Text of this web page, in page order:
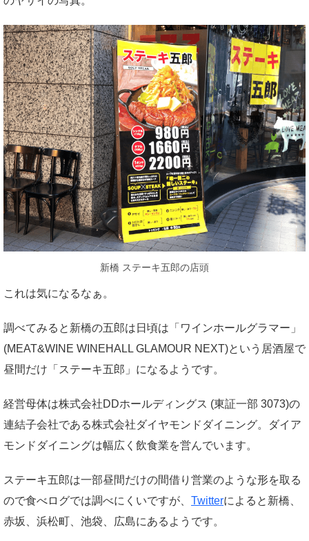
新橋 ステーキ五郎の店頭
これは気になるなぁ。
調べてみると新橋の五郎は日頃は「ワインホールグラマー」
(MEAT&WINE WINEHALL GLAMOUR NEXT)という居酒屋で
昼間だけ「ステーキ五郎」になるようです。
経営母体は株式会社DDホールディングス (東証一部 3073)の
連結子会社である株式会社ダイヤモンドダイニング。ダイア
モンドダイニングは幅広く飲食業を営んでいます。
ステーキ五郎は一部昼間だけの間借り営業のような形を取る
ので食べログでは調べにくいですが、 Twitterによると 新橋、
赤坂、浜松町、池袋、広島にあるようです。